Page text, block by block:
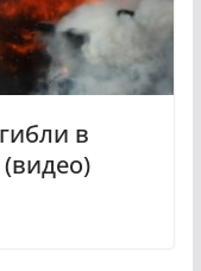
в